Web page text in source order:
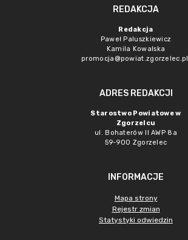
REDAKCJA
Redakcja
Paweł Paluszkiewicz
Kamila Kowalska
promocja@powiat.zgorzelec.pl
ADRES REDAKCJI
Starostwo Powiatowe w
Zgorzelcu
ul. Bohaterów II AWP 8a
59-900 Zgorzelec
INFORMACJE
Mapa strony
Rejestr zmian
Statystyki odwiedzin